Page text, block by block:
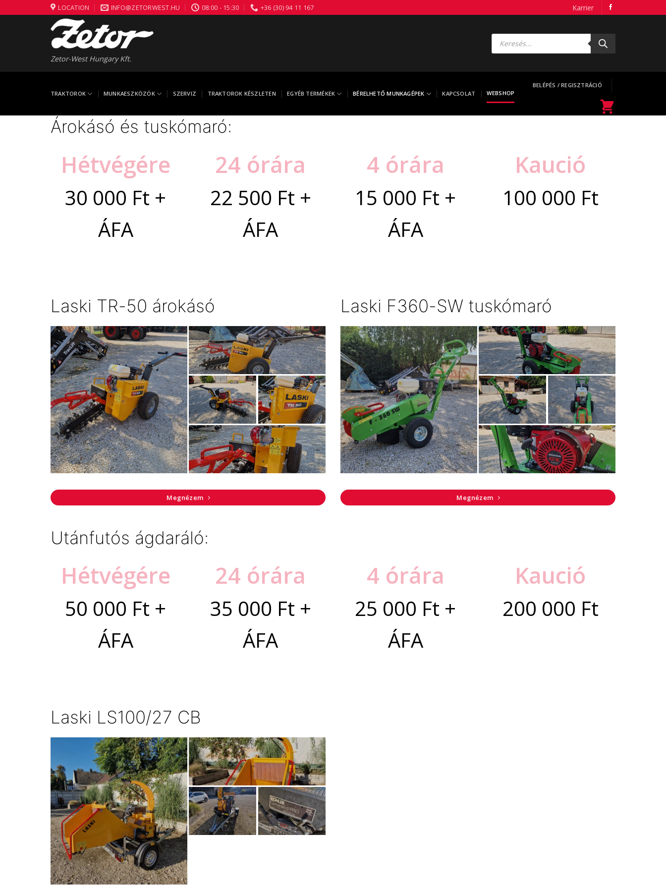
to
LOCATION INFO@ZETORWEST.HU 08:00 - 15:30 +36 (30) 94 11 167 Karrier
Zetor-West Hungary Kft.
Products
search
TRAKTOROK MUNKAESZKÖZÖK SZERVIZ TRAKTOROK KÉSZLETEN EGYÉB TERMÉKEK BÉRELHETŐ MUNKAGÉPEK KAPCSOLAT WEBSHOP
BELÉPÉS / REGISZTRÁCIÓ
Árokásó és tuskómaró:
Hétvégére
30 000 Ft +
ÁFA
24 órára
22 500 Ft +
ÁFA
4 órára
15 000 Ft +
ÁFA
Kaució
100 000 Ft
Laski TR-50 árokásó
Megnézem
Laski F360-SW tuskómaró
Megnézem
Utánfutós ágdaráló:
Hétvégére
50 000 Ft +
ÁFA
24 órára
35 000 Ft +
ÁFA
4 órára
25 000 Ft +
ÁFA
Kaució
200 000 Ft
Laski LS100/27 CB